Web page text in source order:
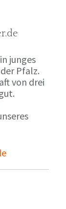
junges
Pfalz.
von drei